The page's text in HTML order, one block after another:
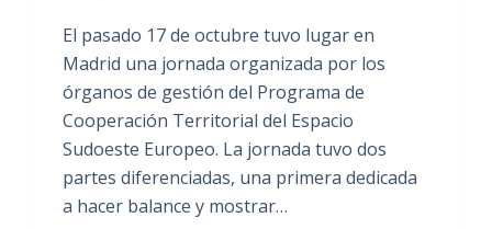
El pasado 17 de octubre tuvo lugar en
Madrid una jornada organizada por los
órganos de gestión del Programa de
Cooperación Territorial del Espacio
Sudoeste Europeo. La jornada tuvo dos
partes diferenciadas, una primera dedicada
a hacer balance y mostrar…